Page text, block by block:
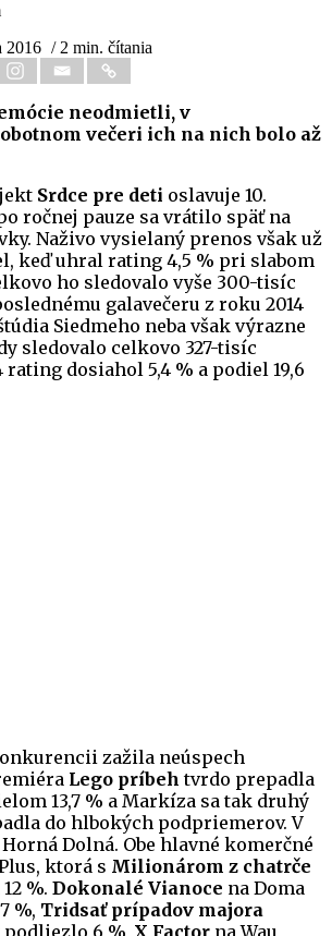
2016 / 2 min. čítania
neodmietli, v
večeri ich na nich bolo až
Srdce pre deti oslavuje 10.
ročnej pauze sa vrátilo späť na
Naživo vysielaný prenos však už
keď uhral rating 4,5 % pri slabom
ho sledovalo vyše 300-tisíc
galavečeru z roku 2014
Siedmeho neba však výrazne
sledovalo celkovo 327-tisíc
rating dosiahol 5,4 % a podiel 19,6
zažila neúspech
Lego príbeh tvrdo prepadla
13,7 % a Markíza sa tak druhý
do hlbokých podpriemerov. V
Dolná. Obe hlavné komerčné
ktorá s Milionárom z chatrče
%. Dokonalé Vianoce na Doma
%, Tridsať prípadov majora